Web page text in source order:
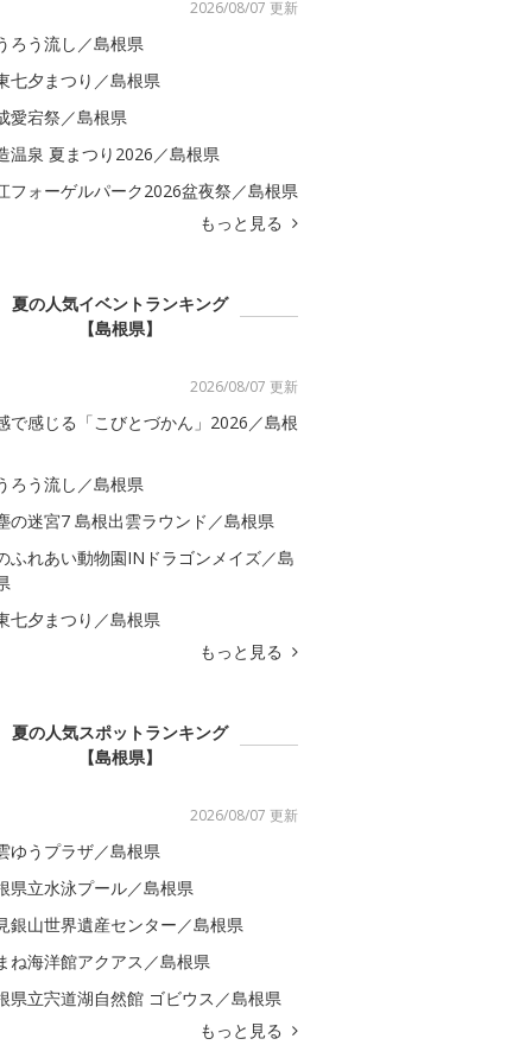
2026/08/07 更新
ろう流し／島根県
七夕まつり／島根県
愛宕祭／島根県
温泉 夏まつり2026／島根県
フォーゲルパーク2026盆夜祭／島根県
もっと見る
夏の人気イベントランキング
【島根県】
2026/08/07 更新
で感じる「こびとづかん」2026／島根
ろう流し／島根県
の迷宮7 島根出雲ラウンド／島根県
ふれあい動物園INドラゴンメイズ／島
七夕まつり／島根県
もっと見る
夏の人気スポットランキング
【島根県】
2026/08/07 更新
ゆうプラザ／島根県
県立水泳プール／島根県
銀山世界遺産センター／島根県
ね海洋館アクアス／島根県
県立宍道湖自然館 ゴビウス／島根県
もっと見る